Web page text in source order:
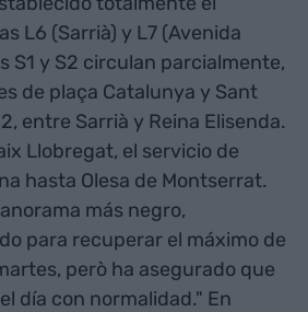
L6 (Sarrià) y L7 (Avenida
S1 y S2 circulan parcialmente,
de plaça Catalunya y Sant
entre Sarrià y Reina Elisenda.
Llobregat, el servicio de
hasta Olesa de Montserrat.
más negro,
para recuperar el máximo de
però ha asegurado que
día con normalidad." En